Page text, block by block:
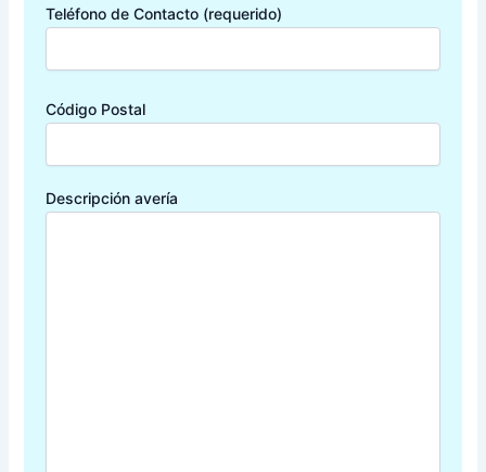
Teléfono de Contacto (requerido)
Código Postal
Descripción avería